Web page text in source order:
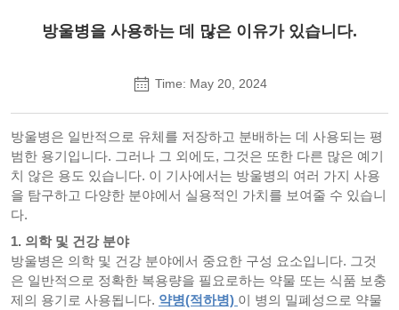
방울병을 사용하는 데 많은 이유가 있습니다.
Time: May 20, 2024
방울병은 일반적으로 유체를 저장하고 분배하는 데 사용되는 평
범한 용기입니다. 그러나 그 외에도, 그것은 또한 다른 많은 예기
치 않은 용도 있습니다. 이 기사에서는 방울병의 여러 가지 사용
을 탐구하고 다양한 분야에서 실용적인 가치를 보여줄 수 있습니
다.
1. 의학 및 건강 분야
방울병은 의학 및 건강 분야에서 중요한 구성 요소입니다. 그것
은 일반적으로 정확한 복용량을 필요로하는 약물 또는 식품 보충
제의 용기로 사용됩니다. 약병(적하병) 이 병의 밀폐성으로 약물